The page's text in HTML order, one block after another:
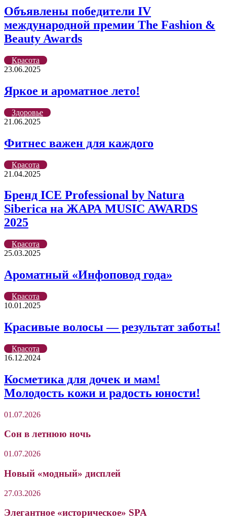
Объявлены победители IV
международной премии The Fashion &
Beauty Awards
Красота
23.06.2025
Яркое и ароматное лето!
Здоровье
21.06.2025
Фитнес важен для каждого
Красота
21.04.2025
Бренд ICE Professional by Natura
Siberica на ЖАРА MUSIC AWARDS
2025
Красота
25.03.2025
Ароматный «Инфоповод года»
Красота
10.01.2025
Красивые волосы — результат заботы!
Красота
16.12.2024
Косметика для дочек и мам!
Молодость кожи и радость юности!
01.07.2026
Сон в летнюю ночь
01.07.2026
Новый «модный» дисплей
27.03.2026
Элегантное «историческое» SPA